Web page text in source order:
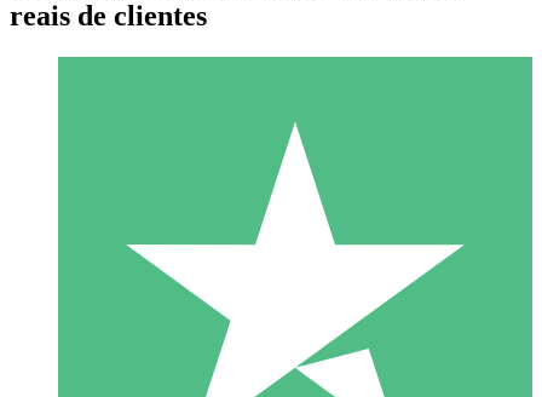
Pacotes de Créditos Individuais
Pague conforme o uso com créditos de download. Sem
1000
reais de clientes